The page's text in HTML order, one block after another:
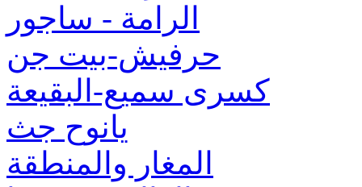
الرامة - ساجور
حرفيش-بيت جن
كسرى سميع-البقيعة
يانوح جث
المغار والمنطقة